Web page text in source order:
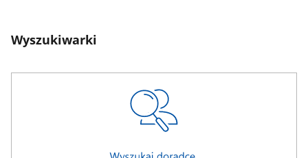
Wyszukiwarki